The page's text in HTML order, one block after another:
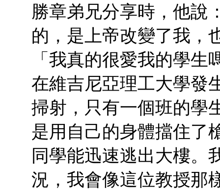
勝章弟兄分享時，他說
的，是上帝改變了我，
「我真的很愛我的學
在維吉尼亞理工大學發
掃射，只有一個班的學
是用自己的身體擋住了
同學能迅速逃出大樓。
況，我會像這位教授那